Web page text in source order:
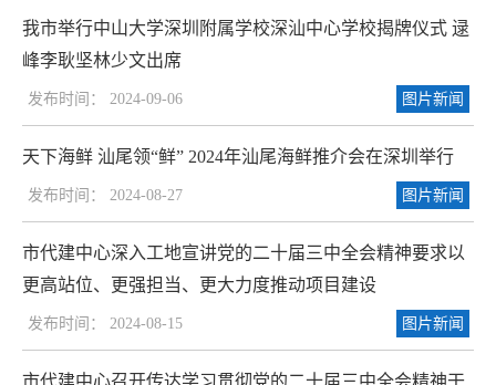
我市举行中山大学深圳附属学校深汕中心学校揭牌仪式 逯
峰李耿坚林少文出席
发布时间： 2024-09-06 图片新闻
天下海鲜 汕尾领“鲜” 2024年汕尾海鲜推介会在深圳举行
发布时间： 2024-08-27 图片新闻
市代建中心深入工地宣讲党的二十届三中全会精神要求以
更高站位、更强担当、更大力度推动项目建设
发布时间： 2024-08-15 图片新闻
市代建中心召开传达学习贯彻党的二十届三中全会精神干